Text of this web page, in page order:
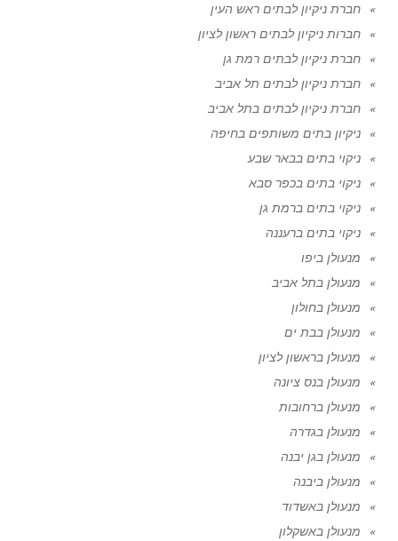
חברת ניקיון לבתים ראש העין
חברות ניקיון לבתים ראשון לציון
חברת ניקיון לבתים רמת גן
חברת ניקיון לבתים תל אביב
חברת ניקיון לבתים בתל אביב
ניקיון בתים משותפים בחיפה
ניקוי בתים בבאר שבע
ניקוי בתים בכפר סבא
ניקוי בתים ברמת גן
ניקוי בתים ברעננה
מנעולן ביפו
מנעולן בתל אביב
מנעולן בחולון
מנעולן בבת ים
מנעולן בראשון לציון
מנעולן בנס ציונה
מנעולן ברחובות
מנעולן בגדרה
מנעולן בגן יבנה
מנעולן ביבנה
מנעולן באשדוד
מנעולן באשקלון